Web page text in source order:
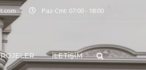
Paz-Cmt: 07:00 - 18:00
İLETIŞIM